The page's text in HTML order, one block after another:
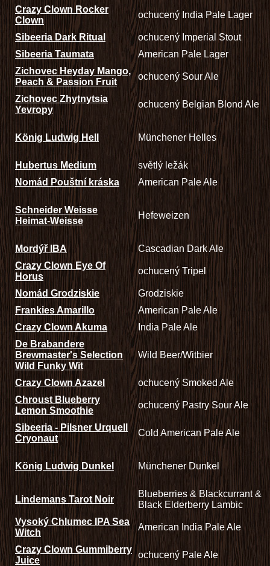
Crazy Clown Rocker
Clown
ochucený India Pale Lager
Sibeeria Dark Ritual
ochucený Imperial Stout
Sibeeria Taumata
American Pale Lager
Zichovec Heyday Mango,
Peach & Passion Fruit
ochucený Sour Ale
Zichovec Zhytnytsia
Yevropy
ochucený Belgian Blond Ale
König Ludwig Hell Münchener Helles
Hubertus Medium
světlý ležák
Nomád Pouštní kráska
American Pale Ale
Schneider Weisse
Heimat-Weisse
Hefeweizen
Mordýř IBA
Cascadian Dark Ale
Crazy Clown Eye Of
Horus
ochucený Tripel
Nomád Grodziskie
Grodziskie
Frankies Amarillo
American Pale Ale
Crazy Clown Akuma
India Pale Ale
De Brabandere
Brewmaster's Selection
Wild Funky Wit
Wild Beer/Witbier
Crazy Clown Azazel
ochucený Smoked Ale
Chroust Blueberry
Lemon Smoothie
ochucený Pastry Sour Ale
Sibeeria - Pilsner Urquell
Cryonaut
Cold American Pale Ale
König Ludwig Dunkel Münchener Dunkel
Lindemans Tarot Noir
Blueberries & Blackcurrant &
Black Elderberry Lambic
Vysoký Chlumec IPA Sea
Witch
American India Pale Ale
Crazy Clown Gummiberry
Juice
ochucený Pale Ale